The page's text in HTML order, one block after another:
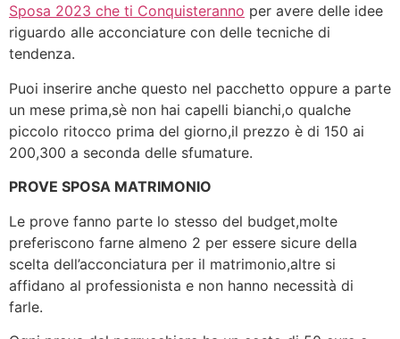
Sposa 2023 che ti Conquisteranno per avere delle idee
riguardo alle acconciature con delle tecniche di
tendenza.
Puoi inserire anche questo nel pacchetto oppure a parte
un mese prima,sè non hai capelli bianchi,o qualche
piccolo ritocco prima del giorno,il prezzo è di 150 ai
200,300 a seconda delle sfumature.
PROVE SPOSA MATRIMONIO
Le prove fanno parte lo stesso del budget,molte
preferiscono farne almeno 2 per essere sicure della
scelta dell’acconciatura per il matrimonio,altre si
affidano al professionista e non hanno necessità di
farle.